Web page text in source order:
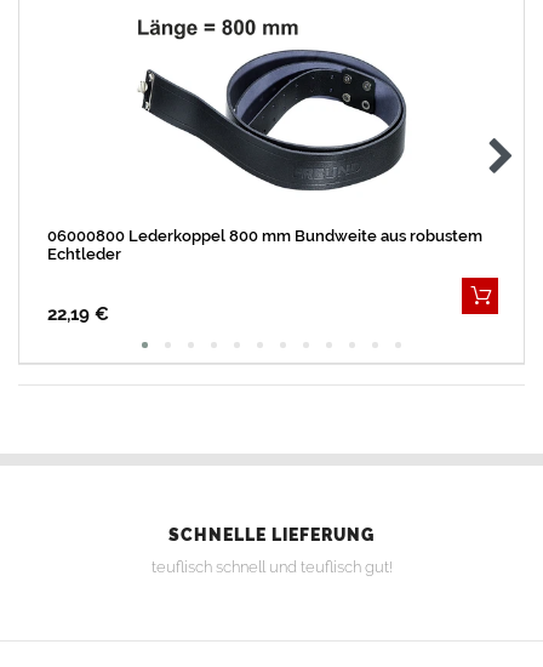
06000800 Lederkoppel 800 mm Bundweite aus robustem
Echtleder
22,19 €
SCHNELLE LIEFERUNG
teuflisch schnell und teuflisch gut!